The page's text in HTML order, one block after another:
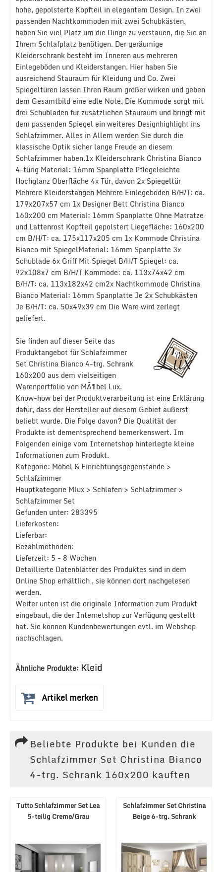
hohe, gepolsterte Kopfteil in elegantem Design. In zwei
passenden Nachtkommoden mit zwei Schubkästen,
haben Sie viel Platz um die Dinge zu verstauen, die Sie an
Ihrem Schlafplatz benötigen. Der geräumige
Kleiderschrank besteht im Inneren aus mehreren
Einlegeböden und Kleiderstangen. Hier haben Sie
ausreichend Stauraum für Kleidung und Co. Zwei
Spiegeltüren lassen Ihren Raum größer wirken und geben
dem Gesamtbild eine edle Note. Die Kommode sorgt mit
drei Schubladen für zusätzlichen Stauraum und bringt mit
dem passenden Spiegel ein weiteres Designhighlight ins
Schlafzimmer. Alles in Allem werden Sie durch die
klassische Optik sicher lange Freude an diesem
Schlafzimmer haben.1x Kleiderschrank Christina Bianco
4-türig Material: 16mm Spanplatte Pflegeleichte
Hochglanz Oberfläche 4x Tür, davon 2x Spiegeltür
Mehrere Kleiderstangen Mehrere Einlegeböden B/H/T: ca.
179x207x57 cm 1x Designer Bett Christina Bianco
160x200 cm Material: 16mm Spanplatte Ohne Matratze
und Lattenrost Kopfteil gepolstert Liegefläche: 160x200
cm B/H/T: ca. 175x117x205 cm 1x Kommode Christina
Bianco mit SpiegelMaterial: 16mm Spanplatte 3x
Schublade 6x Griff Mit Spiegel B/H/T Spiegel: ca.
92x108x7 cm B/H/T Kommode: ca. 113x74x42 cm
B/H/T: ca. 113x182x42 cm2x Nachtkommode Christina
Bianco Material: 16mm Spanplatte Je 2x Schubkästen
Je B/H/T: ca. 50x49x39 cm Die Ware wird zerlegt
geliefert.
Sie finden auf dieser Seite das
Produktangebot für Schlafzimmer
Set Christina Bianco 4-trg. Schrank
160x200 aus dem vielseitigen
Warenportfolio von MÃ¶bel Lux.
Know-how bei der Produktverarbeitung ist eine Erklärung
dafür, dass der Hersteller auf diesem Gebiet äußerst
beliebt wurde. Die Folge davon? Die Qualität der
Produkte ist dementsprechend bemerkenswert. Im
Folgenden einige vom Internetshop hinterlegte kleine
Informationen zum Produkt.
Kategorie: Möbel & Einrichtungsgegenstände >
Schlafzimmer
Hauptkategorie Mlux > Schlafen > Schlafzimmer >
Schlafzimmer Set
Gefunden unter: 283395
Lieferkosten:
Lieferbar:
Bezahlmethoden:
Lieferzeit: 5 - 8 Wochen
Detaillierte Datenblätter des Produktes sind in dem
Online Shop erhältlich , sie können dort nachgelesen
werden.
Weiter unten ist die originale Information zum Produkt
eingebaut, die der Internetshop zur Verfügung gestellt
hat. Sie können Kundenbewertungen evtl. im Webshop
nachschlagen.
Ähnliche Produkte: Kleid
Artikel merken
Beliebte Produkte bei Kunden die
Schlafzimmer Set Christina Bianco
4-trg. Schrank 160x200 kauften
Tutto Schlafzimmer Set Lea
5-teilig Creme/Grau
Schlafzimmer Set Christina
Beige 6-trg. Schrank